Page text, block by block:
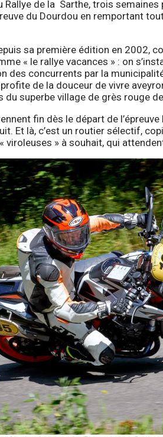
Rallye de la Sarthe, trois
du Dourdou en remportant
sa première édition en 2002,
« le rallye vacances » : on
des concurrents par la
profite de la douceur de vivre
du superbe village de grès rouge
fin dès le départ de
Et là, c’est un routier sélectif,
viroleuses » à souhait, qui